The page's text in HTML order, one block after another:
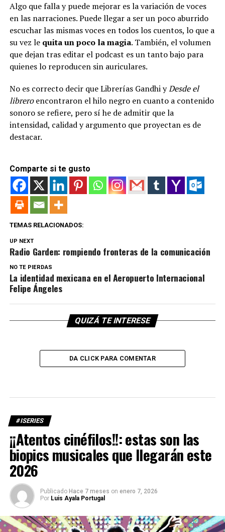
Algo que falla y puede mejorar es la variación de voces
en las narraciones. Puede llegar a ser un poco aburrido
escuchar las mismas voces en todos los cuentos, lo que a
su vez le quita un poco la magia. También, el volumen
que dejan tras editar el podcast es un tanto bajo para
quienes lo reproducen sin auriculares.
No es correcto decir que Librerías Gandhi yDesde el
libreroencontraron el hilo negro en cuanto a contenido
sonoro se refiere, pero sí he de admitir que la
intensidad, calidad y argumento que proyectan es de
destacar.
Comparte si te gusto
TEMAS RELACIONADOS:
UP NEXT
Radio Garden: rompiendo fronteras de la comunicación
NO TE PIERDAS
La identidad mexicana en el Aeropuerto Internacional
Felipe Ángeles
QUIZÁ TE INTERESE
DA CLICK PARA COMENTAR
#ISERIES
¡¡Atentos cinéfilos!!: estas son las
biopics musicales que llegarán este
2026
Publicado Hace 7 meses on enero 7, 2026
Por Luis Ayala Portugal